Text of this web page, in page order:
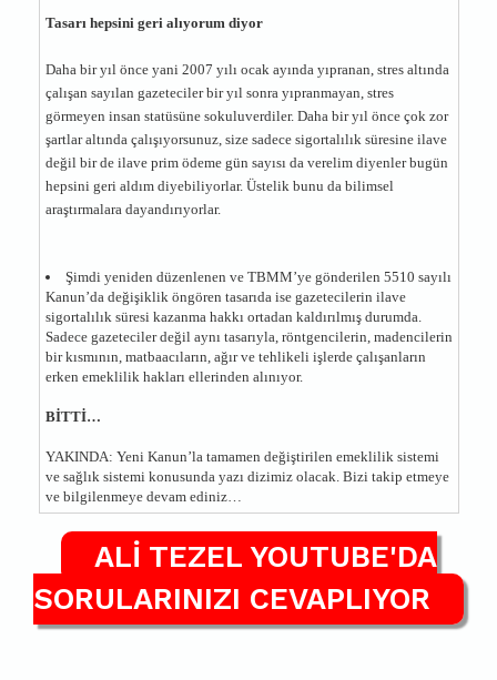
Tasarı hepsini geri alıyorum diyor
Daha bir yıl önce yani 2007 yılı ocak ayında yıpranan, stres altında
çalışan sayılan gazeteciler bir yıl sonra yıpranmayan, stres
görmeyen insan statüsüne sokuluverdiler. Daha bir yıl önce çok zor
şartlar altında çalışıyorsunuz, size sadece sigortalılık süresine ilave
değil bir de ilave prim ödeme gün sayısı da verelim diyenler bugün
hepsini geri aldım diyebiliyorlar. Üstelik bunu da bilimsel
araştırmalara dayandırıyorlar.
Şimdi yeniden düzenlenen ve TBMM’ye gönderilen 5510 sayılı
Kanun’da değişiklik öngören tasarıda ise gazetecilerin ilave
sigortalılık süresi kazanma hakkı ortadan kaldırılmış durumda.
Sadece gazeteciler değil aynı tasarıyla, röntgencilerin, madencilerin
bir kısmının, matbaacıların, ağır ve tehlikeli işlerde çalışanların
erken emeklilik hakları ellerinden alınıyor.
BİTTİ…
YAKINDA: Yeni Kanun’la tamamen değiştirilen emeklilik sistemi
ve sağlık sistemi konusunda yazı dizimiz olacak. Bizi takip etmeye
ve bilgilenmeye devam ediniz…
ALİ TEZEL YOUTUBE'DA
SORULARINIZI CEVAPLIYOR